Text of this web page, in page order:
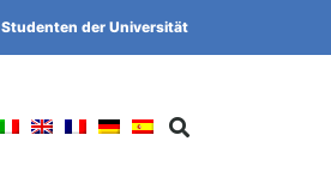
Studenten der Universität